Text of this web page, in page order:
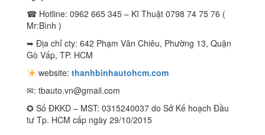
☎ Hotline: 0962 665 345 – Kĩ Thuật 0798 74 75 76 (
Mr:Bình )
➥ Địa chỉ cty: 642 Phạm Văn Chiêu, Phường 13, Quận
Gò Vấp, TP. HCM
website: thanhbinhautohcm.com
✉: tbauto.vn@gmail.com
✪ Số ĐKKD – MST: 0315240037 do Sở Kế hoạch Đầu
tư Tp. HCM cấp ngày 29/10/2015